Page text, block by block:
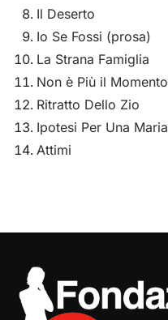
Il Deserto
Io Se Fossi (prosa)
La Strana Famiglia
Non è Più il Momento
Ritratto Dello Zio
Ipotesi Per Una Maria
Attimi